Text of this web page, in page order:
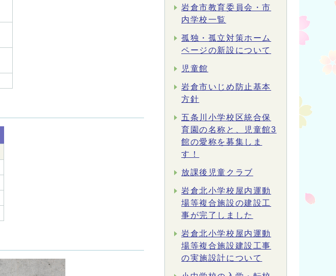
岩倉市教育委員会・市
内学校一覧
孤独・孤立対策ホーム
ページの新設について
児童館
岩倉市いじめ防止基本
方針
五条川小学校区統合保
育園の名称と、児童館3
館の愛称を募集しま
す！
放課後児童クラブ
岩倉北小学校屋内運動
場等複合施設の建設工
事が完了しました
岩倉北小学校屋内運動
場等複合施設建設工事
の実施設計について